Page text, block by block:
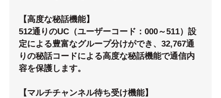
【高度な秘話機能】
512通りのUC（ユーザーコード：000～511）設
定による豊富なグループ分けができ、32,767通
りの秘話コードによる高度な秘話機能で通信内
容を保護します。
【マルチチャンネル待ち受け機能】